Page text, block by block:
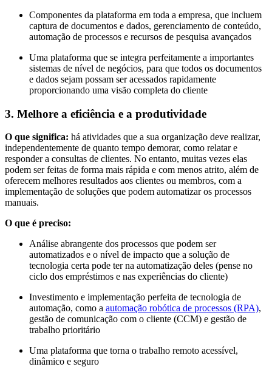
Componentes da plataforma em toda a empresa, que incluem
captura de documentos e dados, gerenciamento de conteúdo,
automação de processos e recursos de pesquisa avançados
Uma plataforma que se integra perfeitamente a importantes
sistemas de nível de negócios, para que todos os documentos
e dados sejam possam ser acessados rapidamente
proporcionando uma visão completa do cliente
3. Melhore a eficiência e a produtividade
O que significa: há atividades que a sua organização deve realizar,
independentemente de quanto tempo demorar, como relatar e
responder a consultas de clientes. No entanto, muitas vezes elas
podem ser feitas de forma mais rápida e com menos atrito, além de
oferecem melhores resultados aos clientes ou membros, com a
implementação de soluções que podem automatizar os processos
manuais.
O que é preciso:
Análise abrangente dos processos que podem ser
automatizados e o nível de impacto que a solução de
tecnologia certa pode ter na automatização deles (pense no
ciclo dos empréstimos e nas experiências do cliente)
Investimento e implementação perfeita de tecnologia de
automação, como a automação robótica de processos (RPA),
gestão de comunicação com o cliente (CCM) e gestão de
trabalho prioritário
Uma plataforma que torna o trabalho remoto acessível,
dinâmico e seguro